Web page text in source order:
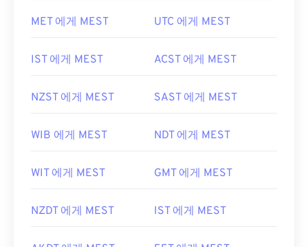
MET 에게 MEST UTC 에게 MEST
IST 에게 MEST ACST 에게 MEST
NZST 에게 MEST SAST 에게 MEST
WIB 에게 MEST NDT 에게 MEST
WIT 에게 MEST GMT 에게 MEST
NZDT 에게 MEST IST 에게 MEST